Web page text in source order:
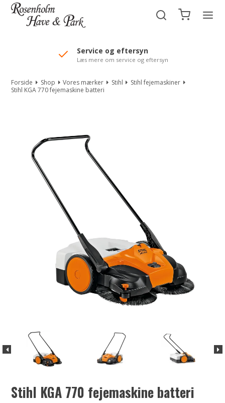
//Mailchimp autofill selected "Pakke"
Service og eftersyn
Læs mere om service og eftersyn
Forside Shop Vores mærker Stihl
Stihl fejemaskiner
Stihl KGA 770 fejemaskine batteri
Stihl KGA 770 fejemaskine batteri